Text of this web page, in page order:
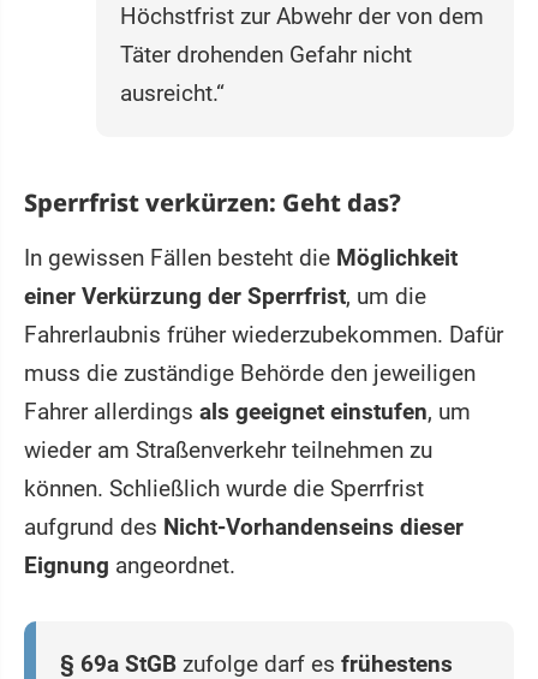
Höchstfrist zur Abwehr der von dem
Täter drohenden Gefahr nicht
ausreicht.“
Sperrfrist verkürzen: Geht das?
In gewissen Fällen besteht die Möglichkeit
einer Verkürzung der Sperrfrist, um die
Fahrerlaubnis früher wiederzubekommen. Dafür
muss die zuständige Behörde den jeweiligen
Fahrer allerdings als geeignet einstufen, um
wieder am Straßenverkehr teilnehmen zu
können. Schließlich wurde die Sperrfrist
aufgrund des Nicht-Vorhandenseins dieser
Eignung angeordnet.
§ 69a StGB zufolge darf es frühestens